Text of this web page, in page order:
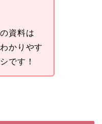
資料は
かりやす
です！